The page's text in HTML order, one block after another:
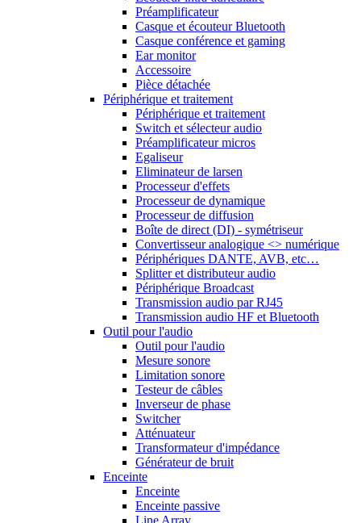
Préamplificateur
Casque et écouteur Bluetooth
Casque conférence et gaming
Ear monitor
Accessoire
Pièce détachée
Périphérique et traitement
Périphérique et traitement
Switch et sélecteur audio
Préamplificateur micros
Egaliseur
Eliminateur de larsen
Processeur d'effets
Processeur de dynamique
Processeur de diffusion
Boîte de direct (DI) - symétriseur
Convertisseur analogique <> numérique
Périphériques DANTE, AVB, etc…
Splitter et distributeur audio
Périphérique Broadcast
Transmission audio par RJ45
Transmission audio HF et Bluetooth
Outil pour l'audio
Outil pour l'audio
Mesure sonore
Limitation sonore
Testeur de câbles
Inverseur de phase
Switcher
Atténuateur
Transformateur d'impédance
Générateur de bruit
Enceinte
Enceinte
Enceinte passive
Line Array